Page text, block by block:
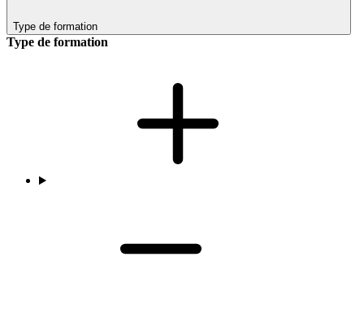
Type de formation
Type de formation